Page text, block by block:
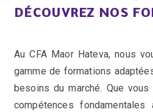
DÉCOUVREZ NOS
Au CFA Maor Hateva, nous
gamme de formations
besoins du marché. Que
compétences